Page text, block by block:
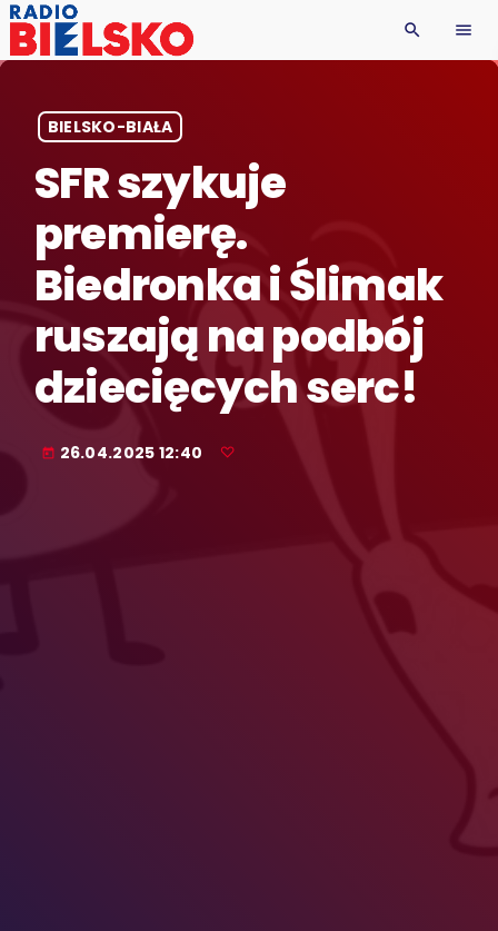
search menu
BIELSKO-BIAŁA
SFR szykuje
premierę.
Biedronka i Ślimak
ruszają na podbój
dziecięcych serc!
today 26.04.2025 12:40